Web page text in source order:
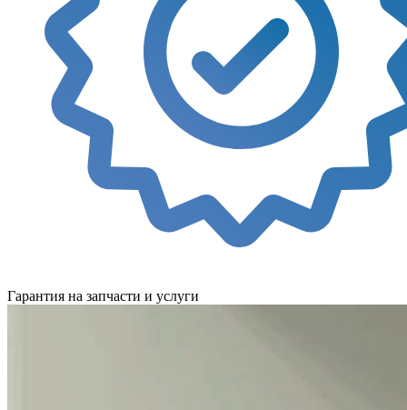
Гарантия на запчасти и услуги